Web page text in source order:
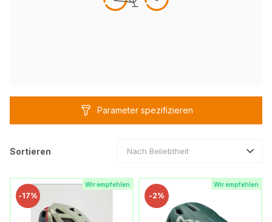
Parameter spezifizieren
Sortieren Nach Beliebtheit
Wir empfehlen
-17%
Wir empfehlen
-2%